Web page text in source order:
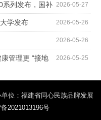
2026-05-27
系列发布，国补
2026-05-26
学发布
2026-05-26
2026-05-25
管理更 “接地
位：福建省同心民族品牌发展
2021013196号